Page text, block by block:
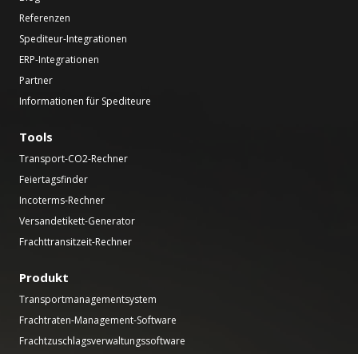
Referenzen
Spediteur-Integrationen
ERP-Integrationen
Partner
Informationen für Spediteure
Tools
Transport-CO2-Rechner
Feiertagsfinder
Incoterms-Rechner
Versandetikett-Generator
Frachttransitzeit-Rechner
Produkt
Transportmanagementsystem
Frachtraten-Management-Software
Frachtzuschlagsverwaltungssoftware